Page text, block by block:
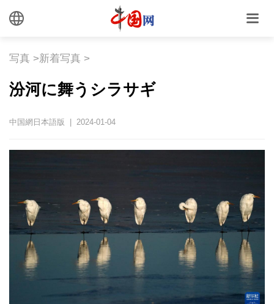
写真 >新着写真 >
汾河に舞うシラサギ
中国網日本語版 | 2024-01-04